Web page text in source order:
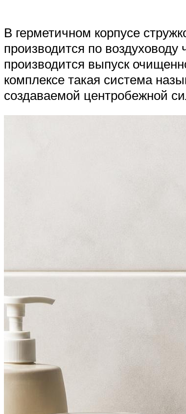
В герметичном корпусе
производится по воздуховоду
производится выпуск
комплексе такая система
создаваемой центробежной